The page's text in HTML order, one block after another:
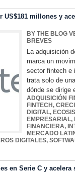
US$181 millones y
BY THE BLOG
BREVES
La adquisición
marca un
sector fintech e
trata solo de
dónde se dirige
ADQUISICIÓN
FINTECH ,
DIGITAL,
EMPRESARIAL,
FINANCIERA,
MERCADO
DIGITALES,
en Serie C y